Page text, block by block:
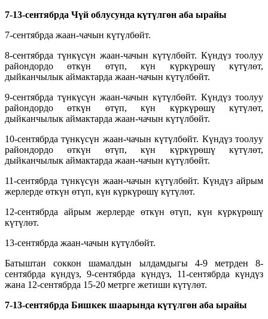
7-13-сентябрда Чүй облусунда күтүлгөн аба ырайы
7-сентябрда жаан-чачын күтүлбөйт.
8-сентябрда түнкүсүн жаан-чачын күтүлбөйт. Күндүз тоолуу
райондордо өткүн өтүп, күн күркүрөшү күтүлөт,
дыйканчылык аймактарда жаан-чачын күтүлбөйт.
9-сентябрда түнкүсүн жаан-чачын күтүлбөйт. Күндүз тоолуу
райондордо өткүн өтүп, күн күркүрөшү күтүлөт,
дыйканчылык аймактарда жаан-чачын күтүлбөйт.
10-сентябрда түнкүсүн жаан-чачын күтүлбөйт. Күндүз тоолуу
райондордо өткүн өтүп, күн күркүрөшү күтүлөт,
дыйканчылык аймактарда жаан-чачын күтүлбөйт.
11-сентябрда түнкүсүн жаан-чачын күтүлбөйт. Күндүз айрым
жерлерде өткүн өтүп, күн күркүрөшү күтүлөт.
12-сентябрда айрым жерлерде өткүн өтүп, күн күркүрөшү
күтүлөт.
13-сентябрда жаан-чачын күтүлбөйт.
Батыштан соккон шамалдын ылдамдыгы 4-9 метрден 8-
сентябрда күндүз, 9-сентябрда күндүз, 11-сентябрда күндүз
жана 12-сентябрда 15-20 метрге жетиши күтүлөт.
7-13-сентябрда Бишкек шаарында күтүлгөн аба ырайы